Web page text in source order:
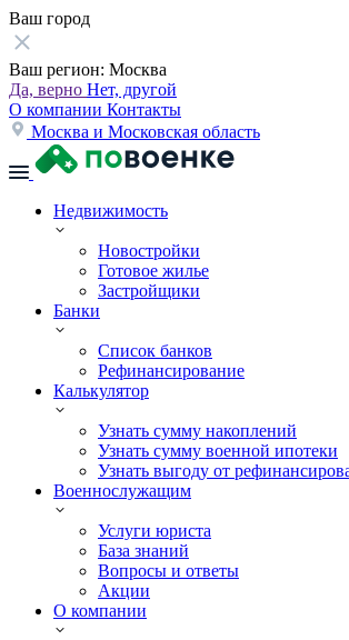
Ваш город
Ваш регион: Москва
Да, верно Нет, другой
О компании Контакты
Москва и Московская область
Недвижимость
Новостройки
Готовое жилье
Застройщики
Банки
Список банков
Рефинансирование
Калькулятор
Узнать сумму накоплений
Узнать сумму военной ипотеки
Узнать выгоду от
Военнослужащим
Услуги юриста
База знаний
Вопросы и ответы
Акции
О компании